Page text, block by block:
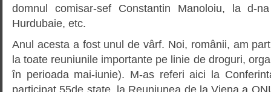
domnul comisar-sef Constantin Manoloiu, la d-
Hurdubaie, etc.
Anul acesta a fost unul de vârf. Noi, românii, am
la toate reuniunile importante pe linie de droguri,
în perioada mai-iunie). M-as referi aici la
participat 55de state, la Reuniunea de la Viena a